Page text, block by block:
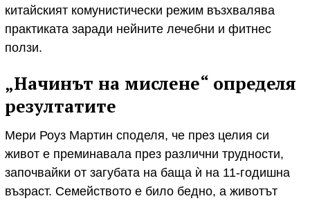
китайският комунистически режим възхвалява
практиката заради нейните лечебни и фитнес
ползи.
„Начинът на мислене“ определя
резултатите
Мери Роуз Мартин споделя, че през целия си
живот е преминавала през различни трудности,
започвайки от загубата на баща ѝ на 11-годишна
възраст. Семейството е било бедно, а животът